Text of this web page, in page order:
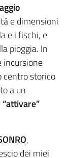
e dimensioni
e i fischi, e
pioggia. In
incursione
centro storico
a un
,
dei miei